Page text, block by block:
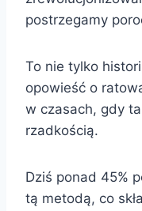
postrzegamy
To nie tylko
opowieść o
w czasach, gdy
rzadkością.
Dziś ponad 45%
tą metodą, co